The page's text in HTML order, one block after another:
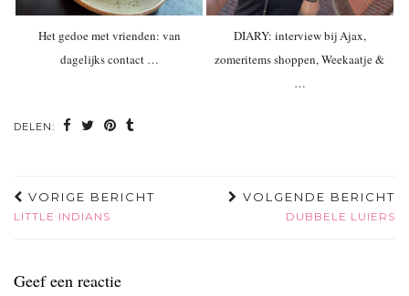
Het gedoe met vrienden: van
dagelijks contact …
DIARY: interview bij Ajax,
zomeritems shoppen, Weekaatje &
…
DELEN:
VORIGE BERICHT
LITTLE INDIANS
VOLGENDE BERICHT
DUBBELE LUIERS
Geef een reactie